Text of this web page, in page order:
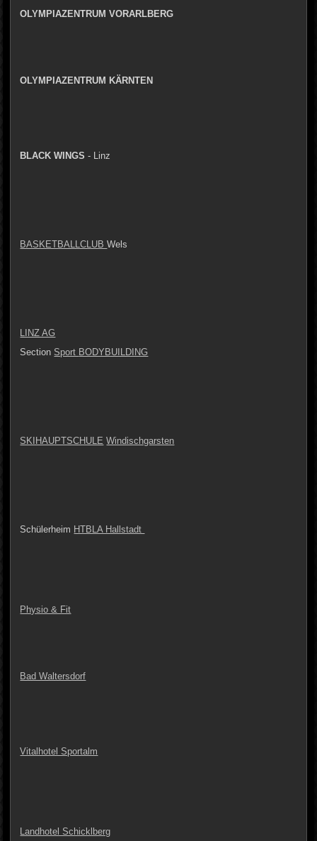
OLYMPIAZENTRUM VORARLBERG
OLYMPIAZENTRUM KÄRNTEN
BLACK WINGS - Linz
BASKETBALLCLUBWels
LINZ AG
SectionSport BODYBUILDING
SKIHAUPTSCHULE Windischgarsten
Schülerheim HTBLA Hallstadt
Physio & Fit
Bad Waltersdorf
Vitalhotel Sportalm
Landhotel Schicklberg